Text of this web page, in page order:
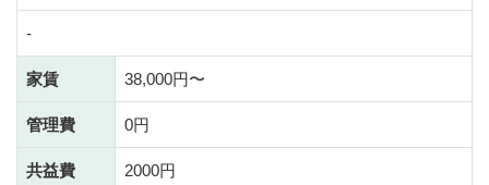
-
家賃
38,000円〜
管理費
0円
共益費
2000円